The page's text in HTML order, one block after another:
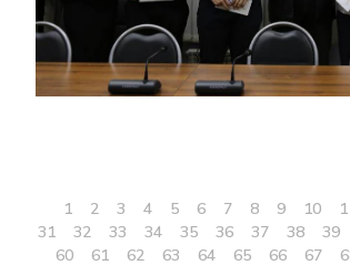
1 2 3 4 5 6 7 8 9 10
31
32 33 34 35 36 37 38 39
60
61 62 63 64 65 66 67